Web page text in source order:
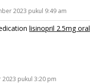
2023 pukul 9:49 am
lisinopril 2.5mg oral
pukul 3:20 pm